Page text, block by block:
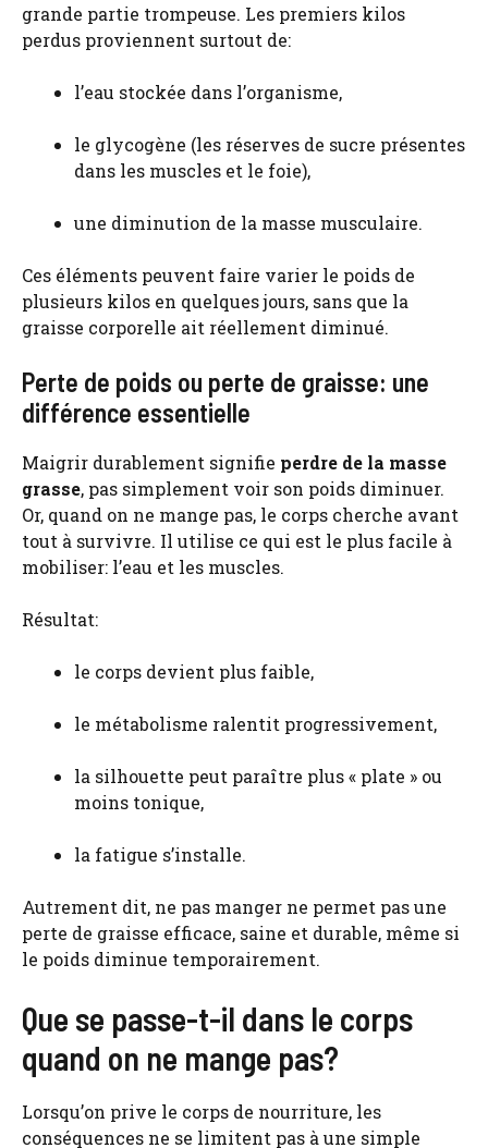
grande partie trompeuse. Les premiers kilos
perdus proviennent surtout de:
l’eau stockée dans l’organisme,
le glycogène (les réserves de sucre présentes
dans les muscles et le foie),
une diminution de la masse musculaire.
Ces éléments peuvent faire varier le poids de
plusieurs kilos en quelques jours, sans que la
graisse corporelle ait réellement diminué.
Perte de poids ou perte de graisse: une
différence essentielle
Maigrir durablement signifie perdre de la masse
grasse, pas simplement voir son poids diminuer.
Or, quand on ne mange pas, le corps cherche avant
tout à survivre. Il utilise ce qui est le plus facile à
mobiliser: l’eau et les muscles.
Résultat:
le corps devient plus faible,
le métabolisme ralentit progressivement,
la silhouette peut paraître plus « plate » ou
moins tonique,
la fatigue s’installe.
Autrement dit, ne pas manger ne permet pas une
perte de graisse efficace, saine et durable, même si
le poids diminue temporairement.
Que se passe-t-il dans le corps
quand on ne mange pas?
Lorsqu’on prive le corps de nourriture, les
conséquences ne se limitent pas à une simple